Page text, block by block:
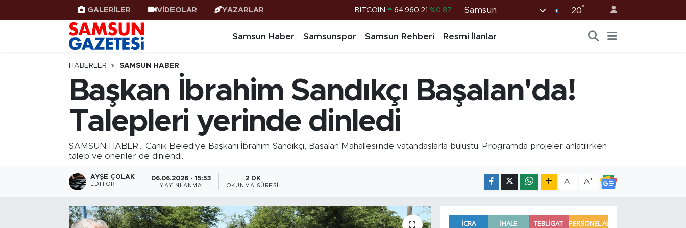
GALERİLER VİDEOLAR YAZARLAR DOLAR 47,7436 %0.18
BİST100 13.779 %-14
BITCOIN 64.960,21 %0.87
Samsun 20°
Samsun Haber Samsunspor Samsun Rehberi Resmi İlanlar
HABERLER SAMSUN HABER
Başkan İbrahim Sandıkçı Başalan'da!
Talepleri yerinde dinledi
SAMSUN HABER... Canik Belediye Başkanı İbrahim Sandıkçı, Başalan Mahallesi'nde vatandaşlarla buluştu. Programda projeler anlatılırken
talep ve öneriler de dinlendi.
AYŞE ÇOLAK
EDITÖR
06.06.2026 - 15:53
YAYINLANMA
2 DK
OKUNMA SÜRESI
A- A+
Samsun Haber
Samsunspor
Samsun Rehberi
Resmi İlanlar
Samsun Nöbetçi Eczaneler
Samsun Hava Durumu
SAMSUN Namaz Vakitleri
Samsun Trafik Yoğunluk Haritası
Süper Lig Puan Durumu ve Fikstür
Haber Arşivi